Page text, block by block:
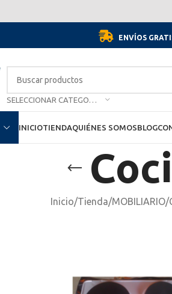
Por motivo de las vacaciones, del día
ENVÍOS
INICIOTIENDAQUIÉNES SOMOSBLOG
Inicio/Tienda/MOBILIARIO/